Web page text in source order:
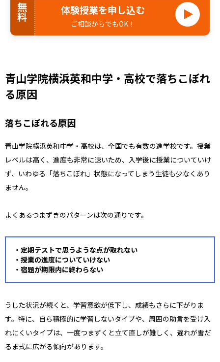
無料 体験授業を申し込む
ご相談からでもOK！
青山学院横浜英和中学・高校で落ちこぼれ
る原因
落ちこぼれる原因
青山学院横浜英和中学・高校は、全国でも有数の進学校です。授業
レベルは高く、進度も非常に速いため、入学後に授業についていけ
ず、いわゆる「落ちこぼれ」状態になってしまう生徒も少なくあり
ません。
よくあるつまずきのパターンは次の通りです。
・ 定期テストで思うような点が取れない
・授業の進度についていけない
・宿題が期限内に終わらない
うした状況が続くと、学習意欲が低下し、成績もさらに下がりま
す。特に、自ら積極的に学習しないタイプや、周囲の助言を受け入
れにくいタイプは、一度つまずくと立て直しが難しく、遅れが雪だ
るま式に広がる傾向があります。